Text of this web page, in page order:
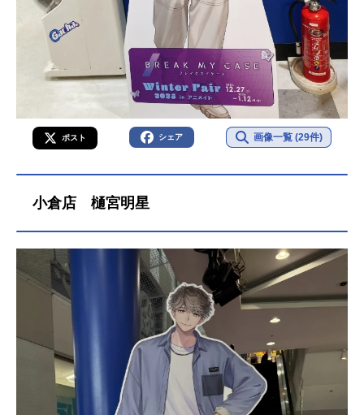
ポスト シェア 画像一覧 (29件)
小倉店 樋宮明星